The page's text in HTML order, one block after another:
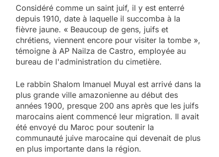
Considéré comme un saint juif, il y est enterré
depuis 1910, date à laquelle il succomba à la
fièvre jaune. « Beaucoup de gens, juifs et
chrétiens, viennent encore pour visiter la tombe »,
témoigne à AP Nailza de Castro, employée au
bureau de l'administration du cimetière.
Le rabbin Shalom Imanuel Muyal est arrivé dans la
plus grande ville amazonienne au début des
années 1900, presque 200 ans après que les juifs
marocains aient commencé leur migration. Il avait
été envoyé du Maroc pour soutenir la
communauté juive marocaine qui devenait de plus
en plus importante dans la région.